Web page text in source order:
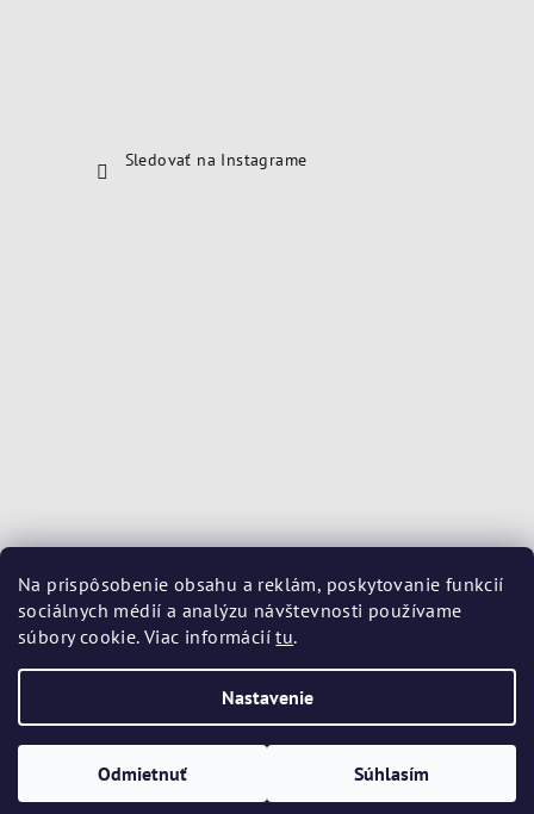
Na prispôsobenie obsahu a reklám, poskytovanie funkcií
sociálnych médií a analýzu návštevnosti používame
súbory cookie. Viac informáciítu.
Nastavenie
Odmietnuť Súhlasím
Sledovať na Instagrame
Upraviť nastavenie cookies
Vytvoril Shoptet